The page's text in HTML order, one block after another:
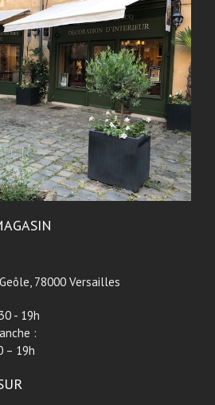
78000 Versailles
- 19h
:
– 19h